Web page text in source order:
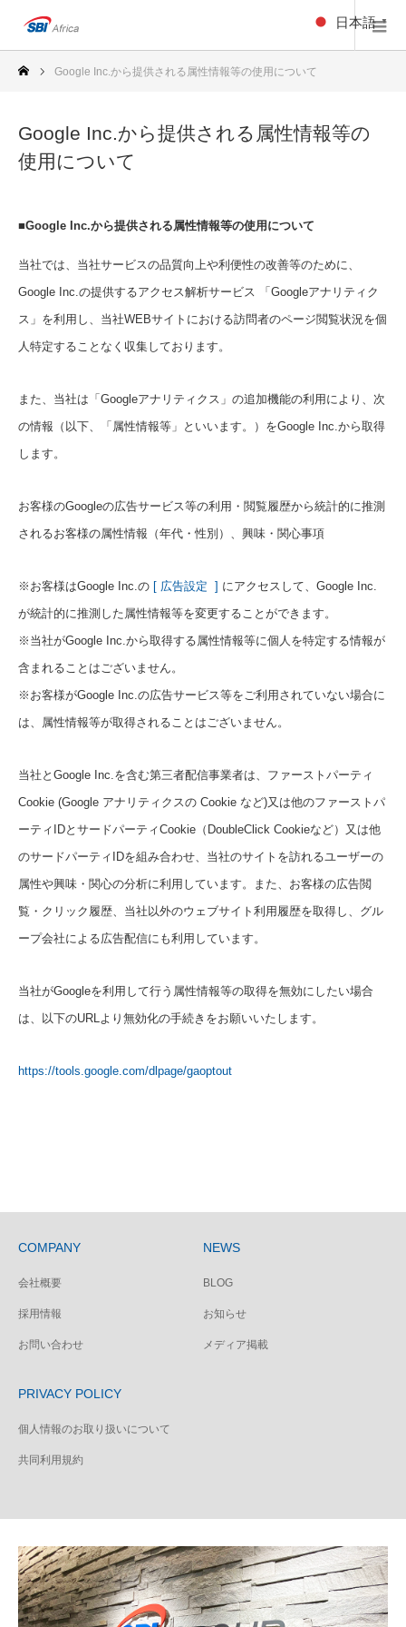
Google Inc.から提供される属性情報等の使用について
Google Inc.から提供される属性情報等の
使用について
■Google Inc.から提供される属性情報等の使用について
当社では、当社サービスの品質向上や利便性の改善等のために、
Google Inc.の提供するアクセス解析サービス 「Googleアナリティク
ス」を利用し、当社WEBサイトにおける訪問者のページ閲覧状況を個
人特定することなく収集しております。
また、当社は「Googleアナリティクス」の追加機能の利用により、次
の情報（以下、「属性情報等」といいます。）をGoogle Inc.から取得
します。
お客様のGoogleの広告サービス等の利用・閲覧履歴から統計的に推測
されるお客様の属性情報（年代・性別）、興味・関心事項
※お客様はGoogle Inc.の [ 広告設定 ] にアクセスして、Google Inc.
が統計的に推測した属性情報等を変更することができます。
※当社がGoogle Inc.から取得する属性情報等に個人を特定する情報が
含まれることはございません。
※お客様がGoogle Inc.の広告サービス等をご利用されていない場合に
は、属性情報等が取得されることはございません。
当社とGoogle Inc.を含む第三者配信事業者は、ファーストパーティ
Cookie (Google アナリティクスの Cookie など)又は他のファーストパ
ーティIDとサードパーティCookie（DoubleClick Cookieなど）又は他
のサードパーティIDを組み合わせ、当社のサイトを訪れるユーザーの
属性や興味・関心の分析に利用しています。また、お客様の広告閲
覧・クリック履歴、当社以外のウェブサイト利用履歴を取得し、グル
ープ会社による広告配信にも利用しています。
当社がGoogleを利用して行う属性情報等の取得を無効にしたい場合
は、以下のURLより無効化の手続きをお願いいたします。
https://tools.google.com/dlpage/gaoptout
COMPANY
会社概要
採用情報
お問い合わせ
NEWS
BLOG
お知らせ
メディア掲載
PRIVACY POLICY
個人情報のお取り扱いについて
共同利用規約
日本語 ▼